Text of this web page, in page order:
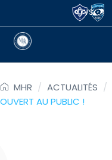
VS
MHR / ACTUALITÉS /
OUVERT AU PUBLIC !